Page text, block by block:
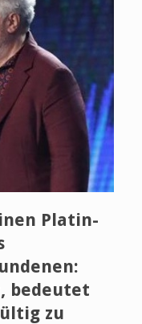
Platin-
bedeutet
zu